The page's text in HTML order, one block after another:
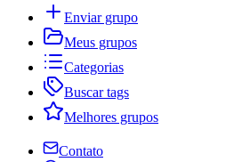
Enviar grupo
Meus grupos
Categorias
Buscar tags
Melhores grupos
Contato